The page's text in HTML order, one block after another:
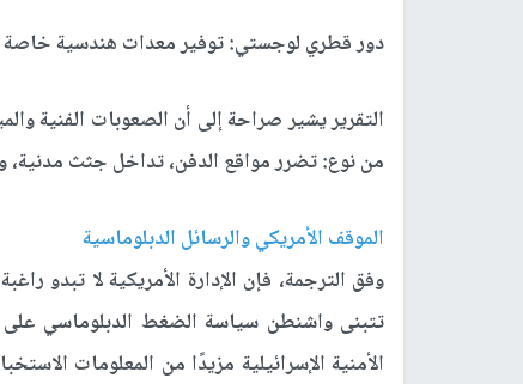
دور قطري لوجستي: توفير معدات هندسية خاصة
التقرير يشير صراحة إلى أن الصعوبات الفنية
من نوع: تضرر مواقع الدفن، تداخل جثث مدنية،
الموقف الأمريكي والرسائل الدبلوماسية
وفق الترجمة، فإن الإدارة الأمريكية لا تبدو
تتبنى واشنطن سياسة الضغط الدبلوماسي
الأمنية الإسرائيلية مزيدًا من المعلومات